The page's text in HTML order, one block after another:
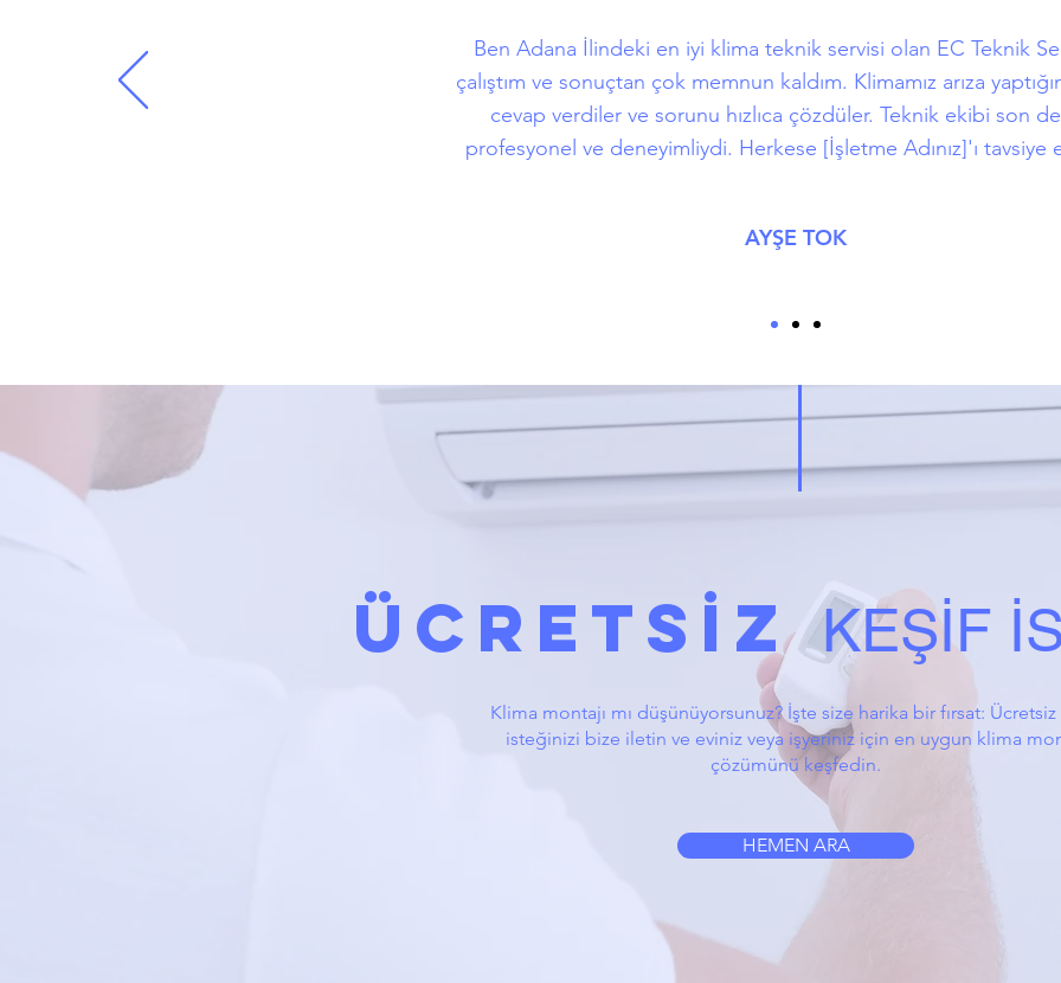
Ben Adana İlindeki en iyi klima teknik servisi olan EC Teknik
çalıştım ve sonuçtan çok memnun kaldım. Klimamız arıza
cevap verdiler ve sorunu hızlıca çözdüler. Teknik ekibi son
profesyonel ve deneyimliydi. Herkese [İşletme Adınız]'ı tavsiye
AYŞE TOK
ÜCRETSİZKEŞİF
Klima montajı mı düşünüyorsunuz? İşte size harika bir fırsat:
isteğinizi bize iletin ve eviniz veya işyeriniz için en uygun klima
çözümünü keşfedin.
HEMEN ARA